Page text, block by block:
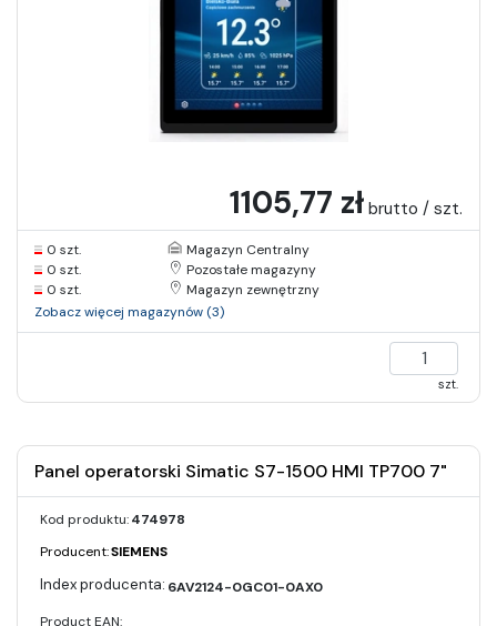
1105,77 zł brutto / szt.
0 szt.
Magazyn Centralny
0 szt.
Pozostałe magazyny
0 szt.
Magazyn zewnętrzny
Zobacz więcej magazynów (3)
szt.
Panel operatorski Simatic S7-1500 HMI TP700 7"
Kod produktu:474978
Producent:SIEMENS
6AV2124-0GC01-0AX0
Product EAN: